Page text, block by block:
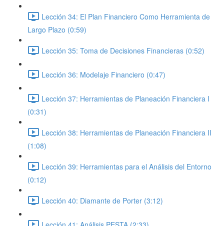
Lección 34: El Plan Financiero Como Herramienta de
Largo Plazo (0:59)
Lección 35: Toma de Decisiones Financieras (0:52)
Lección 36: Modelaje Financiero (0:47)
Lección 37: Herramientas de Planeación Financiera I
(0:31)
Lección 38: Herramientas de Planeación Financiera II
(1:08)
Lección 39: Herramientas para el Análisis del Entorno
(0:12)
Lección 40: Diamante de Porter (3:12)